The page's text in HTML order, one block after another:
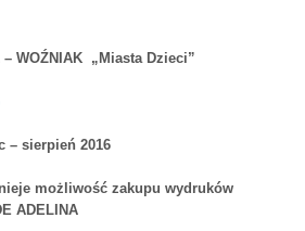
– WOŹNIAK „Miasta Dzieci”
– sierpień 2016
zakupu wydruków
ADELINA